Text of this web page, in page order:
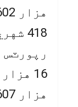
418
رپورٽس